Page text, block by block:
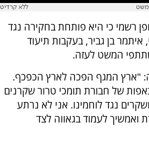
ללא קרדיט
רשמי כי היא פותחת בחקירה נגד
איתמר בן גביר, בעקבות תיעוד
המשט לעזה.
"ארץ המגף הפכה לארץ הכפכף.
של חבורת תומכי טרור שקרנים
נגד לוחמינו. אני לא נרתע
ואמשיך לעמוד בגאווה לצד